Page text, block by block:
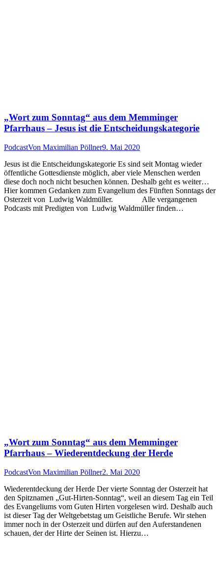
„Wort zum Sonntag“ aus dem Memminger
Pfarrhaus – Jesus ist die Entscheidungskategorie
PodcastVon Maximilian Pöllner9. Mai 2020
Jesus ist die Entscheidungskategorie Es sind seit Montag wieder
öffentliche Gottesdienste möglich, aber viele Menschen werden
diese doch noch nicht besuchen können. Deshalb geht es weiter…
Hier kommen Gedanken zum Evangelium des Fünften Sonntags der
Osterzeit von Ludwig Waldmüller. Alle vergangenen
Podcasts mit Predigten von Ludwig Waldmüller finden…
„Wort zum Sonntag“ aus dem Memminger
Pfarrhaus – Wiederentdeckung der Herde
PodcastVon Maximilian Pöllner2. Mai 2020
Wiederentdeckung der Herde Der vierte Sonntag der Osterzeit hat
den Spitznamen „Gut-Hirten-Sonntag“, weil an diesem Tag ein Teil
des Evangeliums vom Guten Hirten vorgelesen wird. Deshalb auch
ist dieser Tag der Weltgebetstag um Geistliche Berufe. Wir stehen
immer noch in der Osterzeit und dürfen auf den Auferstandenen
schauen, der der Hirte der Seinen ist. Hierzu…